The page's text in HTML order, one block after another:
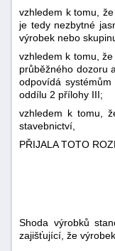
vzhledem k tomu,
je tedy nezbytné
výrobek nebo
vzhledem k tomu,
průběžného dozoru
odpovídá
oddílu 2 přílohy III;
vzhledem k tomu,
stavebnictví,
PŘIJALA TOTO
Shoda výrobků
zajišťující, že